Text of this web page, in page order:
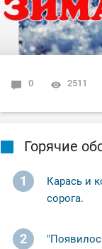
#baguette
#Багет
0 2511
Горячие
1
Карась и
сорога.
2